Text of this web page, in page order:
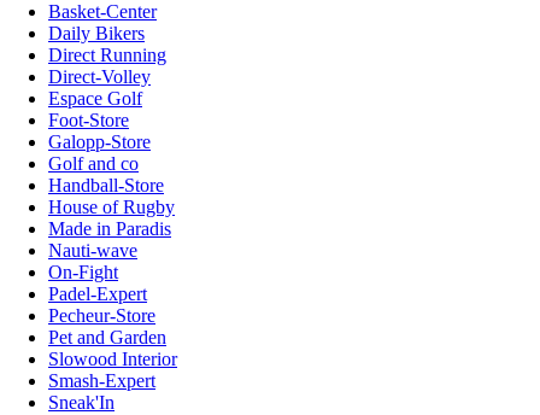
Basket-Center
Daily Bikers
Direct Running
Direct-Volley
Espace Golf
Foot-Store
Galopp-Store
Golf and co
Handball-Store
House of Rugby
Made in Paradis
Nauti-wave
On-Fight
Padel-Expert
Pecheur-Store
Pet and Garden
Slowood Interior
Smash-Expert
Sneak'In